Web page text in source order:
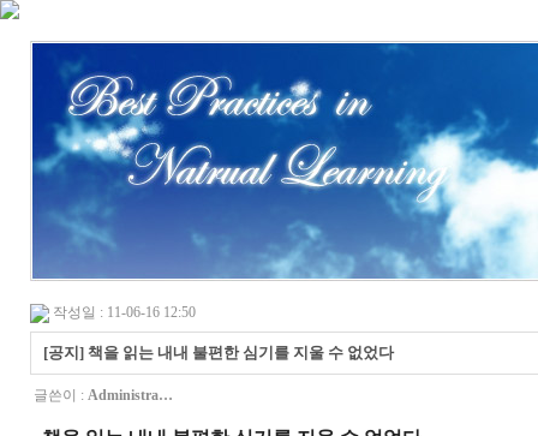
작성일 : 11-06-16 12:50
[공지] 책을 읽는 내내 불편한 심기를 지울 수 없었다
글쓴이 : Administra…